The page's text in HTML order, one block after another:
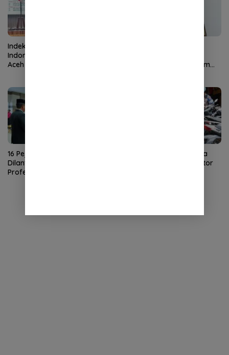
Indeks Potensi Terorisme
Indonesia Menurun, FKPT
Aceh Tekankan Tiga Strategi
Koordinator di JAM Pidum
16 Pejabat Pemko Sabang
Dilantik, Sekda Tekankan
Profesionalisme dan
Satlantas Polresta Banda
Aceh Sita 80 Sepeda Motor